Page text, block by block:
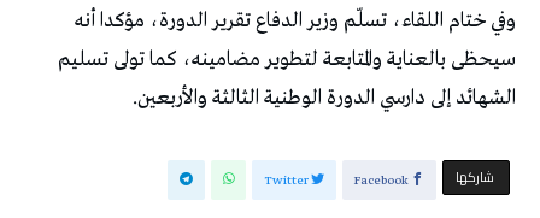
وفي ختام اللقاء، تسلّم وزير الدفاع تقرير الدورة، مؤكدا أنه
سيحظى بالعناية والمتابعة لتطوير مضامينه، كما تولى تسليم
الشهائد إلى دارسي الدورة الوطنية الثالثة والأربعين.
‫‫ شاركها‬ Facebook
Twitter